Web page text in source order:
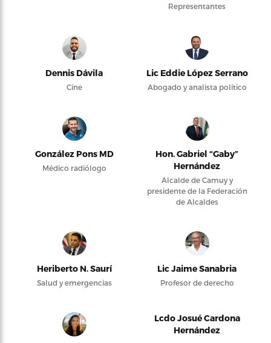
Representantes
Dennis Dávila
Cine
Lic Eddie López Serrano
Abogado y analista político
González Pons MD
Médico radiólogo
Hon. Gabriel “Gaby”
Hernández
Alcalde de Camuy y
presidente de la Federación
de Alcaldes
Heriberto N. Saurí
Salud y emergencias
Lic Jaime Sanabria
Profesor de derecho
Lcdo Josué Cardona
Hernández